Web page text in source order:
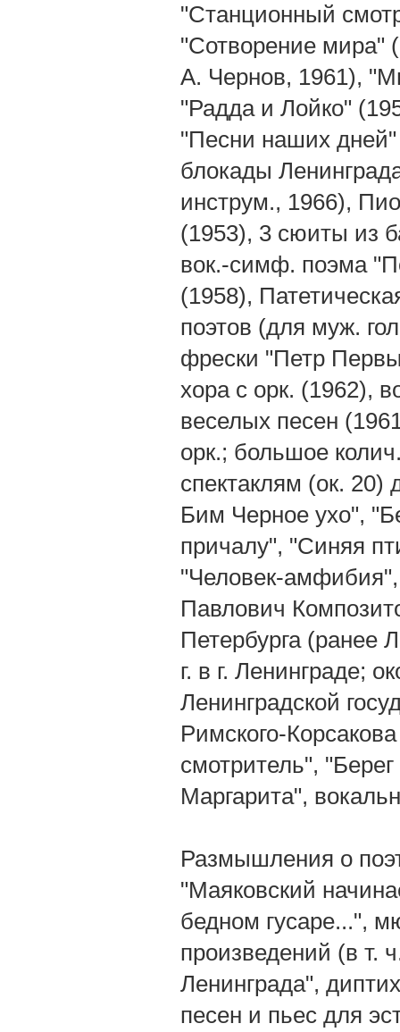
"Станционный
"Сотворение мира"
А. Чернов, 1961),
"Радда и Лойко"
"Песни наших
блокады
инструм., 1966),
(1953), 3 сюиты из
вок.-симф. поэма
(1958),
поэтов (для муж.
фрески "Петр
хора с орк. (1962),
веселых песен
орк.; большое
спектаклям (ок. 20)
Бим Черное ухо",
причалу", "Синяя
"Человек-
Павлович
Петербурга (ранее
г. в г. Ленинграде;
Ленинградской
Римского-
смотритель",
Маргарита",
Размышления о
"Маяковский
бедном гусаре...",
произведений (в т.
Ленинграда",
песен и пьес для